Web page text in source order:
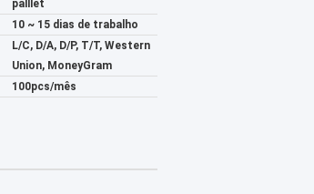
palllet
10 ~ 15 dias de trabalho
L/C, D/A, D/P, T/T, Western
Union, MoneyGram
100pcs/mês